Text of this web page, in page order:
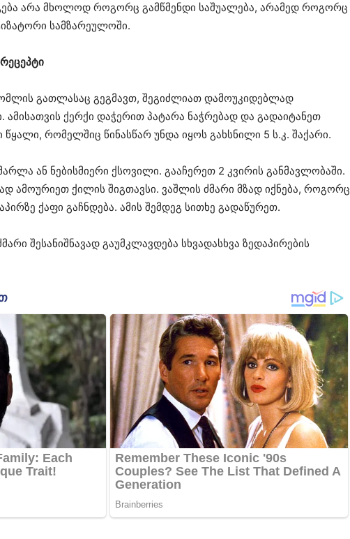
არა მხოლოდ როგორც გამწმენდი საშუალება, არამედ როგორც
სამზარეულოში.
გათლასაც გეგმავთ, შეგიძლიათ დამოუკიდებლად
ქერქი დაჭერით პატარა ნაჭრებად და გადაიტანეთ
რომელშიც წინასწარ უნდა იყოს გახსნილი 5 ს.კ. შაქარი.
ან ნებისმიერი ქსოვილი. გააჩერეთ 2 კვირის განმავლობაში.
ამოურიეთ ქილის შიგთავსი. ვაშლის ძმარი მზად იქნება, როგორც
ქაფი გაჩნდება. ამის შემდეგ სითხე გადაწურეთ.
შესანიშნავად გაუმკლავდება სხვადასხვა ზედაპირების